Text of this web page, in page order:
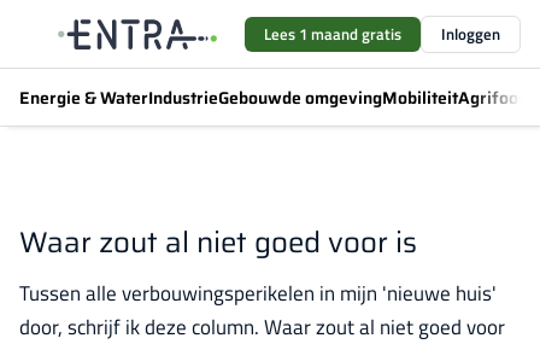
Lees 1 maand gratis Inloggen
Energie & WaterIndustrieGebouwde omgevingMobiliteitAgrifood
Waar zout al niet goed voor is
Tussen alle verbouwingsperikelen in mijn 'nieuwe huis'
door, schrijf ik deze column. Waar zout al niet goed voor